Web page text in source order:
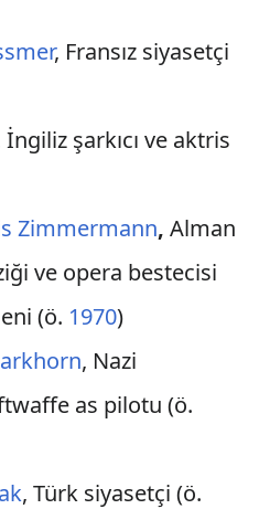
, Fransız siyasetçi
İngiliz şarkıcı ve aktris
Zimmermann, Alman
ve opera bestecisi
(ö. 1970)
, Nazi
as pilotu (ö.
, Türk siyasetçi (ö.